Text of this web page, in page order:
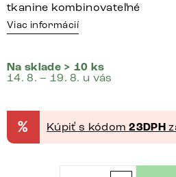
tkanine kombinovateľné
Viac informácií
Na sklade > 10 ks
14. 8. – 19. 8. u vás
% Kúpiť s kódom23DPH